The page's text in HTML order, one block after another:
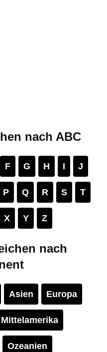
nach ABC
F G H I J
P Q R S T
X Y Z
nach
Asien Europa
Mittelamerika
Ozeanien